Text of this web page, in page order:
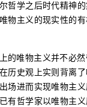
哲学之后时代精神
物主义的现实性的
的唯物主义并不必
历史观上实则背离
场进而实现唯物主
有哲学家以唯物主义